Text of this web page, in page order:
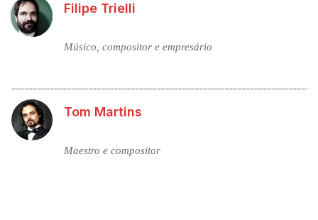
Filipe Trielli
Músico, compositor e empresário
Tom Martins
Maestro e compositor